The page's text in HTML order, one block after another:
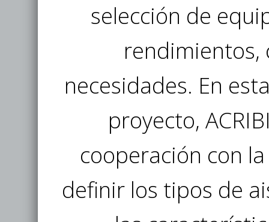
selección de
rendimientos,
necesidades. En
proyecto,
cooperación con
definir los tipos de